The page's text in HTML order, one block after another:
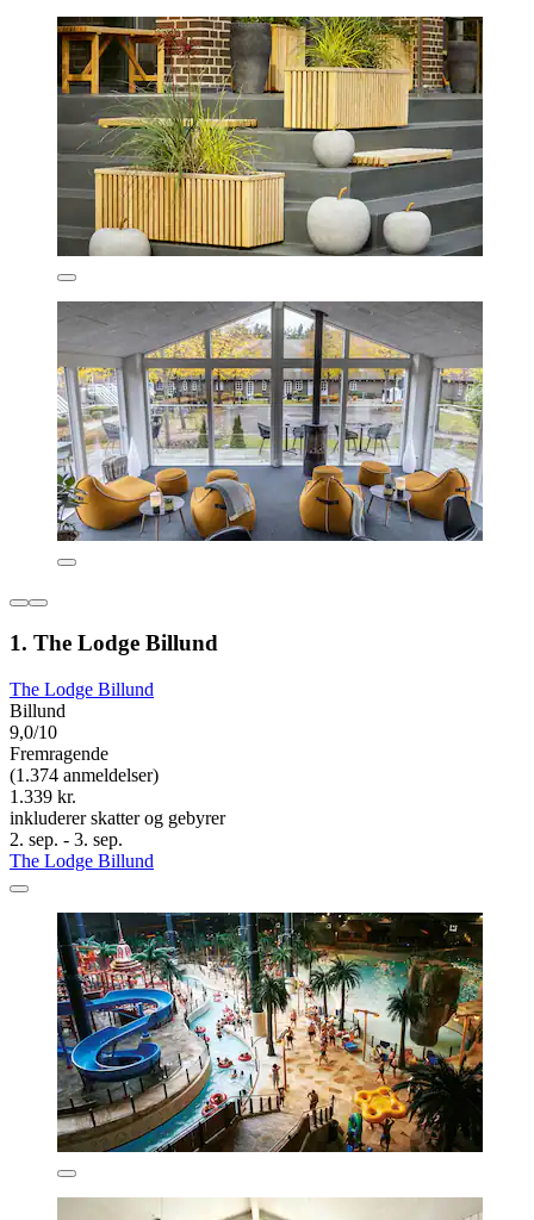
1. The Lodge Billund
The Lodge Billund
Billund
9,0/10
Fremragende
(1.374 anmeldelser)
1.339 kr.
inkluderer skatter og gebyrer
2. sep. - 3. sep.
The Lodge Billund